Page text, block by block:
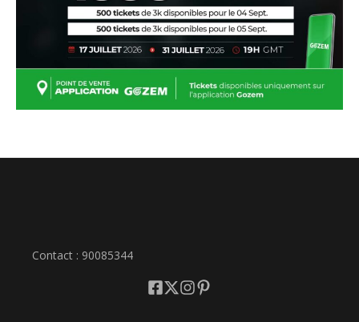
Contact : 90085344